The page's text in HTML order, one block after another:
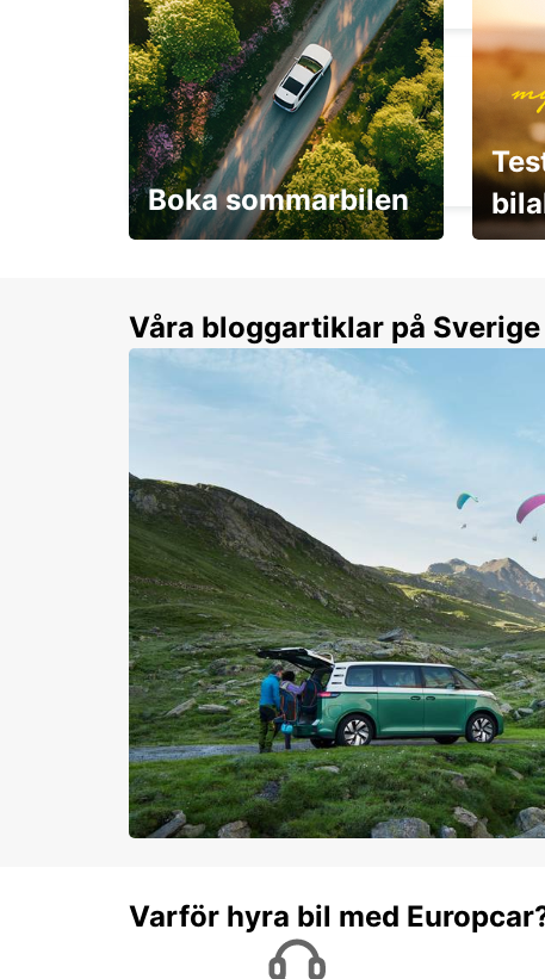
NEWCASTLE
NEWCASTLE - SOUTH AFRICA
Boka sommarbilen
Våra bloggartiklar på Sverige
Varför hyra bil med